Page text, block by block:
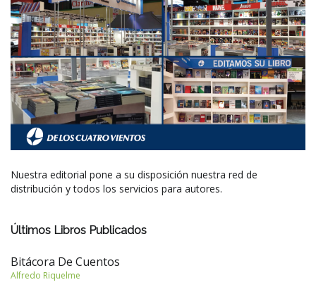
Nuestra editorial pone a su disposición nuestra red de
distribución y todos los servicios para autores.
Últimos Libros Publicados
Bitácora De Cuentos
Alfredo Riquelme